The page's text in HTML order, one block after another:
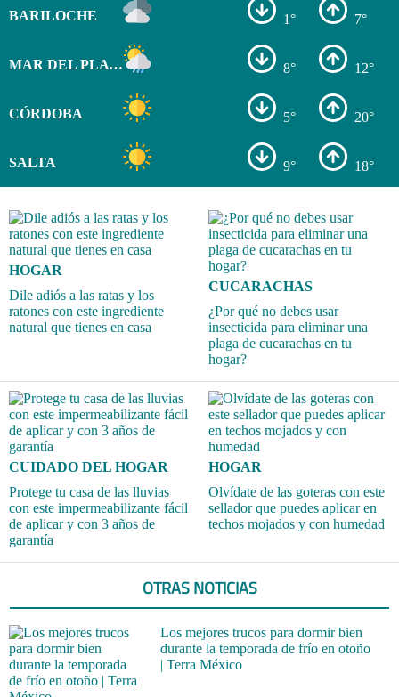
BARILOCHE 1° 7°
MAR DEL PLATA 8° 12°
CÓRDOBA 5° 20°
SALTA 9° 18°
HOGAR
Dile adiós a las ratas y los
ratones con este ingrediente
natural que tienes en casa
CUCARACHAS
¿Por qué no debes usar
insecticida para eliminar una
plaga de cucarachas en tu
hogar?
CUIDADO DEL HOGAR
Protege tu casa de las lluvias
con este impermeabilizante fácil
de aplicar y con 3 años de
garantía
HOGAR
Olvídate de las goteras con este
sellador que puedes aplicar en
techos mojados y con humedad
OTRAS NOTICIAS
Los mejores trucos para dormir bien
durante la temporada de frío en otoño
| Terra México